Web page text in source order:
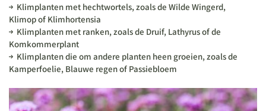
Klimplanten met hechtwortels, zoals de Wilde Wingerd,
Klimop of Klimhortensia
Klimplanten met ranken, zoals de Druif, Lathyrus of de
Komkommerplant
Klimplanten die om andere planten heen groeien, zoals de
Kamperfoelie, Blauwe regen of Passiebloem